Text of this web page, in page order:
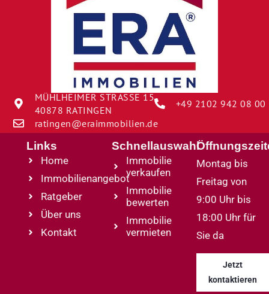
MÜHLHEIMER STRASSE 15
40878 RATINGEN
+49 2102 942 08 00
ratingen@eraimmobilien.de
Links
Home
Immobilienangebot
Ratgeber
Über uns
Kontakt
Schnellauswahl
Immobilie
verkaufen
Immobilie
bewerten
Immobilie
vermieten
Montag bis
Freitag von
9:00 Uhr bis
18:00 Uhr für
Sie da
Jetzt
kontaktieren